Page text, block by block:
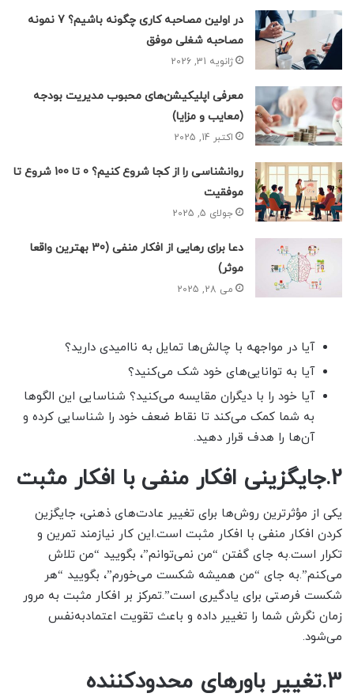
در اولین مصاحبه کاری چگونه باشیم؟ 7 نمونه
مصاحبه شغلی موفق
ژانویه 31, 2026
معرفی اپلیکیشن‌های محبوب مدیریت بودجه
(معایب و مزایا)
اکتبر 14, 2025
روانشناسی را از کجا شروع کنیم؟ 0 تا 100 شروع تا
موفقیت
جولای 5, 2025
دعا برای رهایی از افکار منفی (30 بهترین واقعا
موثر)
می 28, 2025
آیا در مواجهه با چالش‌ها تمایل به ناامیدی دارید؟
آیا به توانایی‌های خود شک می‌کنید؟
آیا خود را با دیگران مقایسه می‌کنید؟ شناسایی این الگوها
به شما کمک می‌کند تا نقاط ضعف خود را شناسایی کرده و
آن‌ها را هدف قرار دهید.
2.جایگزینی افکار منفی با افکار مثبت
یکی از مؤثرترین روش‌ها برای تغییر عادت‌های ذهنی، جایگزین
کردن افکار منفی با افکار مثبت است.این کار نیازمند تمرین و
تکرار است.به جای گفتن “من نمی‌توانم”، بگویید “من تلاش
می‌کنم”.به جای “من همیشه شکست می‌خورم”، بگویید “هر
شکست فرصتی برای یادگیری است”.تمرکز بر افکار مثبت به مرور
زمان نگرش شما را تغییر داده و باعث تقویت اعتمادبه‌نفس
می‌شود.
3.تغییر باورهای محدودکننده